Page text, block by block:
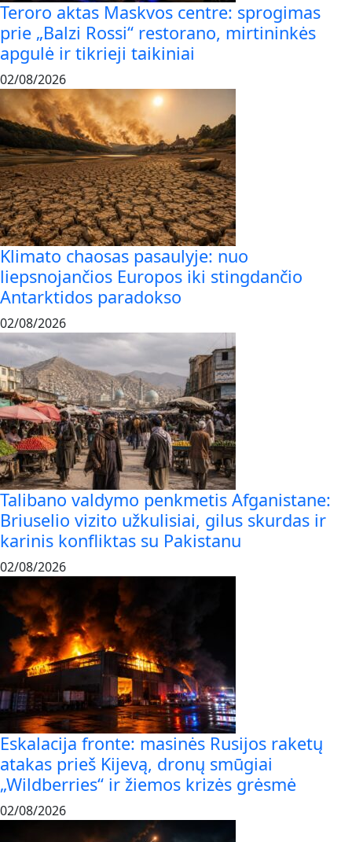
Teroro aktas Maskvos centre: sprogimas
prie „Balzi Rossi“ restorano, mirtininkės
apgulė ir tikrieji taikiniai
02/08/2026
Klimato chaosas pasaulyje: nuo
liepsnojančios Europos iki stingdančio
Antarktidos paradokso
02/08/2026
Talibano valdymo penkmetis Afganistane:
Briuselio vizito užkulisiai, gilus skurdas ir
karinis konfliktas su Pakistanu
02/08/2026
Eskalacija fronte: masinės Rusijos raketų
atakas prieš Kijevą, dronų smūgiai
„Wildberries“ ir žiemos krizės grėsmė
02/08/2026